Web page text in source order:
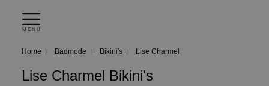
MENU
Home Badmode Bikini's Lise Charmel
Lise Charmel Bikini's